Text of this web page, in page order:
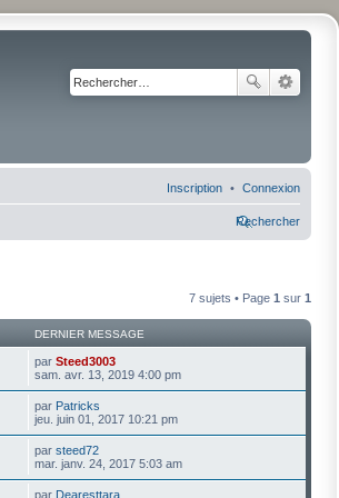
Connexion
Inscription
Rechercher
7 sujets • Page 1 sur 1
DERNIER MESSAGE
par Steed3003
sam. avr. 13, 2019 4:00 pm
par Patricks
jeu. juin 01, 2017 10:21 pm
par steed72
mar. janv. 24, 2017 5:03 am
par Dearesttara